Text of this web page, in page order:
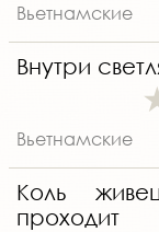
Вьетнамские
Внутри
Вьетнамские
Коль
проходит